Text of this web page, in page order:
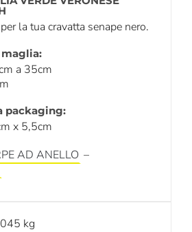
la tua cravatta senape nero.
maglia:
a 35cm
packaging:
x 5,5cm
AD ANELLO –
kg